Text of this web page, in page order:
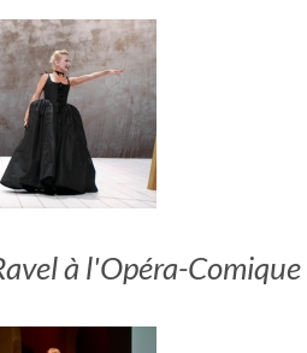
à l'Opéra-Comique